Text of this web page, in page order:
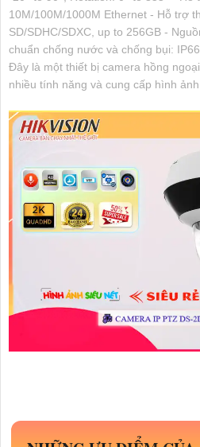
10M/100M/1000M Ethernet - Hỗ trợ
SD/SDHC/SDXC, up to 256GB -
chuẩn chống nước và chống bụi: IP66
Đây là một thiết bị camera hồng
nhiều tính năng và cung cấp hình